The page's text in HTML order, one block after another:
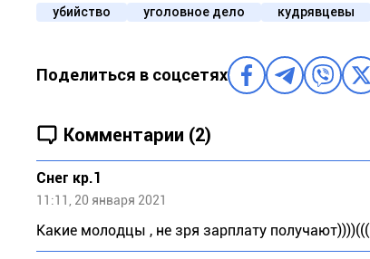
убийство уголовное дело кудрявцевы
Поделиться в соцсетях
Комментарии (2)
Снег кр.1
11:11, 20 января 2021
Какие молодцы , не зря зарплату получают))))(((